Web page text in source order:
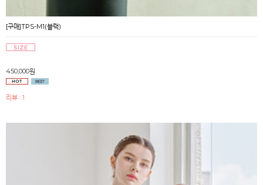
[구매]TPS-M1(블랙)
450,000원
리뷰 : 1